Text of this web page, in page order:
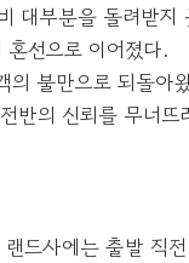
대부분을 돌려받지
선으로 이어졌다.
의 불만으로 되돌아
반의 신뢰를 무너뜨
드사에는 출발 직